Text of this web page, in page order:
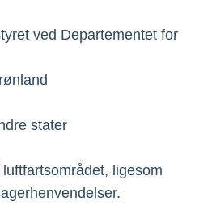
ved Departementet for
stater
ligesom